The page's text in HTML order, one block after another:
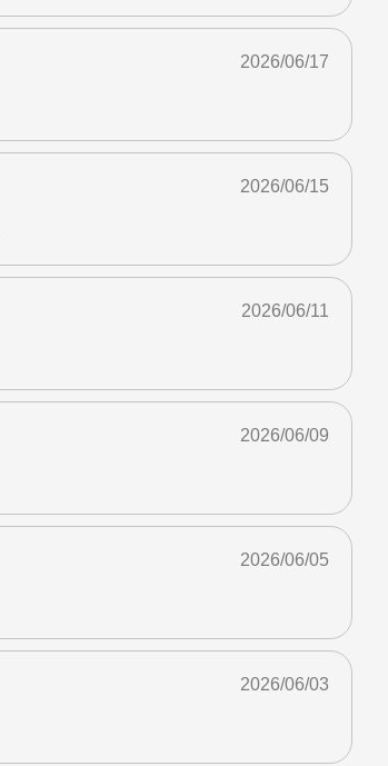
2026/06/17
2026/06/15
2026/06/11
2026/06/09
2026/06/05
2026/06/03